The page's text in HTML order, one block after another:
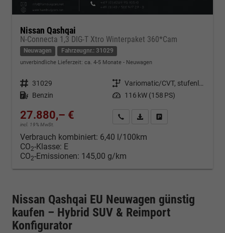
Nissan Qashqai
N-Connecta 1,3 DIG-T Xtro Winterpaket 360*Cam
Neuwagen Fahrzeugnr.: 31029
unverbindliche Lieferzeit: ca. 4-5 Monate Neuwagen
Fahrzeugnr. 31029 Getriebe
Variomatic/CVT, stufenlos
Kraftstoff Benzin Leistung 116 kW (158 PS)
27.880,– €
incl. 19% MwSt.
Kontakt & Angebot anfordern
PDF-Datei, Fahrzeugexposé
Verbrauch kombiniert: 6,40 l/100km
CO2-Klasse: E
CO2-Emissionen: 145,00 g/km
Nissan Qashqai EU Neuwagen günstig
kaufen – Hybrid SUV & Reimport
Konfigurator